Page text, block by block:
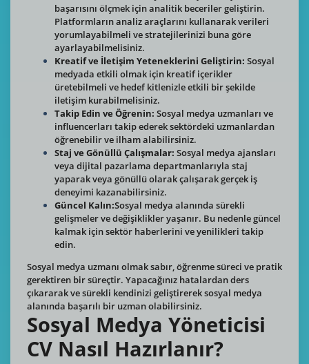
başarısını ölçmek için analitik beceriler geliştirin.
Platformların analiz araçlarını kullanarak verileri
yorumlayabilmeli ve stratejilerinizi buna göre
ayarlayabilmelisiniz.
Kreatif ve İletişim Yeteneklerini Geliştirin: Sosyal
medyada etkili olmak için kreatif içerikler
üretebilmeli ve hedef kitlenizle etkili bir şekilde
iletişim kurabilmelisiniz.
Takip Edin ve Öğrenin: Sosyal medya uzmanları ve
influencerları takip ederek sektördeki uzmanlardan
öğrenebilir ve ilham alabilirsiniz.
Staj ve Gönüllü Çalışmalar: Sosyal medya ajansları
veya dijital pazarlama departmanlarıyla staj
yaparak veya gönüllü olarak çalışarak gerçek iş
deneyimi kazanabilirsiniz.
Güncel Kalın:Sosyal medya alanında sürekli
gelişmeler ve değişiklikler yaşanır. Bu nedenle güncel
kalmak için sektör haberlerini ve yenilikleri takip
edin.
Sosyal medya uzmanı olmak sabır, öğrenme süreci ve pratik
gerektiren bir süreçtir. Yapacağınız hatalardan ders
çıkararak ve sürekli kendinizi geliştirerek sosyal medya
alanında başarılı bir uzman olabilirsiniz.
Sosyal Medya Yöneticisi
CV Nasıl Hazırlanır?